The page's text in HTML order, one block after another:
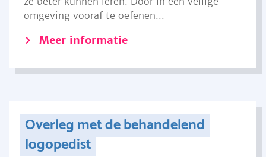
omgeving vooraf te oefenen...
Meer informatie
Overleg met de behandelend
logopedist